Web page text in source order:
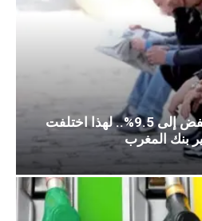
البطالة في المغرب تنخفض إلى 9.5%.. لهذا اختلفت
بنك المغرب